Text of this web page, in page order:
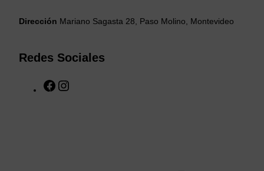
Dirección Mariano Sagasta 28, Paso Molino, Montevideo
Redes Sociales
F